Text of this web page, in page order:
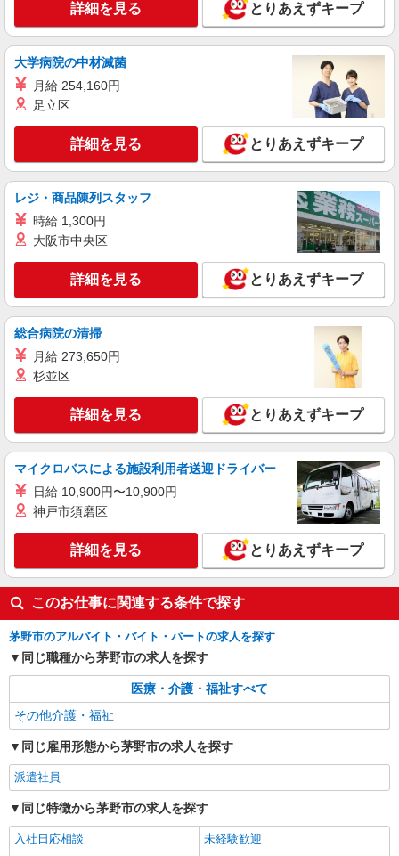
詳細を見る とりあえずキープ
大学病院の中材滅菌
月給 254,160円
足立区
詳細を見る とりあえずキープ
レジ・商品陳列スタッフ
時給 1,300円
大阪市中央区
詳細を見る とりあえずキープ
総合病院の清掃
月給 273,650円
杉並区
詳細を見る とりあえずキープ
マイクロバスによる施設利用者送迎ドライバー
日給 10,900円〜10,900円
神戸市須磨区
詳細を見る とりあえずキープ
このお仕事に関連する条件で探す
茅野市のアルバイト・バイト・パートの求人を探す
同じ職種から茅野市の求人を探す
医療・介護・福祉すべて
その他介護・福祉
同じ雇用形態から茅野市の求人を探す
派遣社員
同じ特徴から茅野市の求人を探す
入社日応相談
未経験歓迎